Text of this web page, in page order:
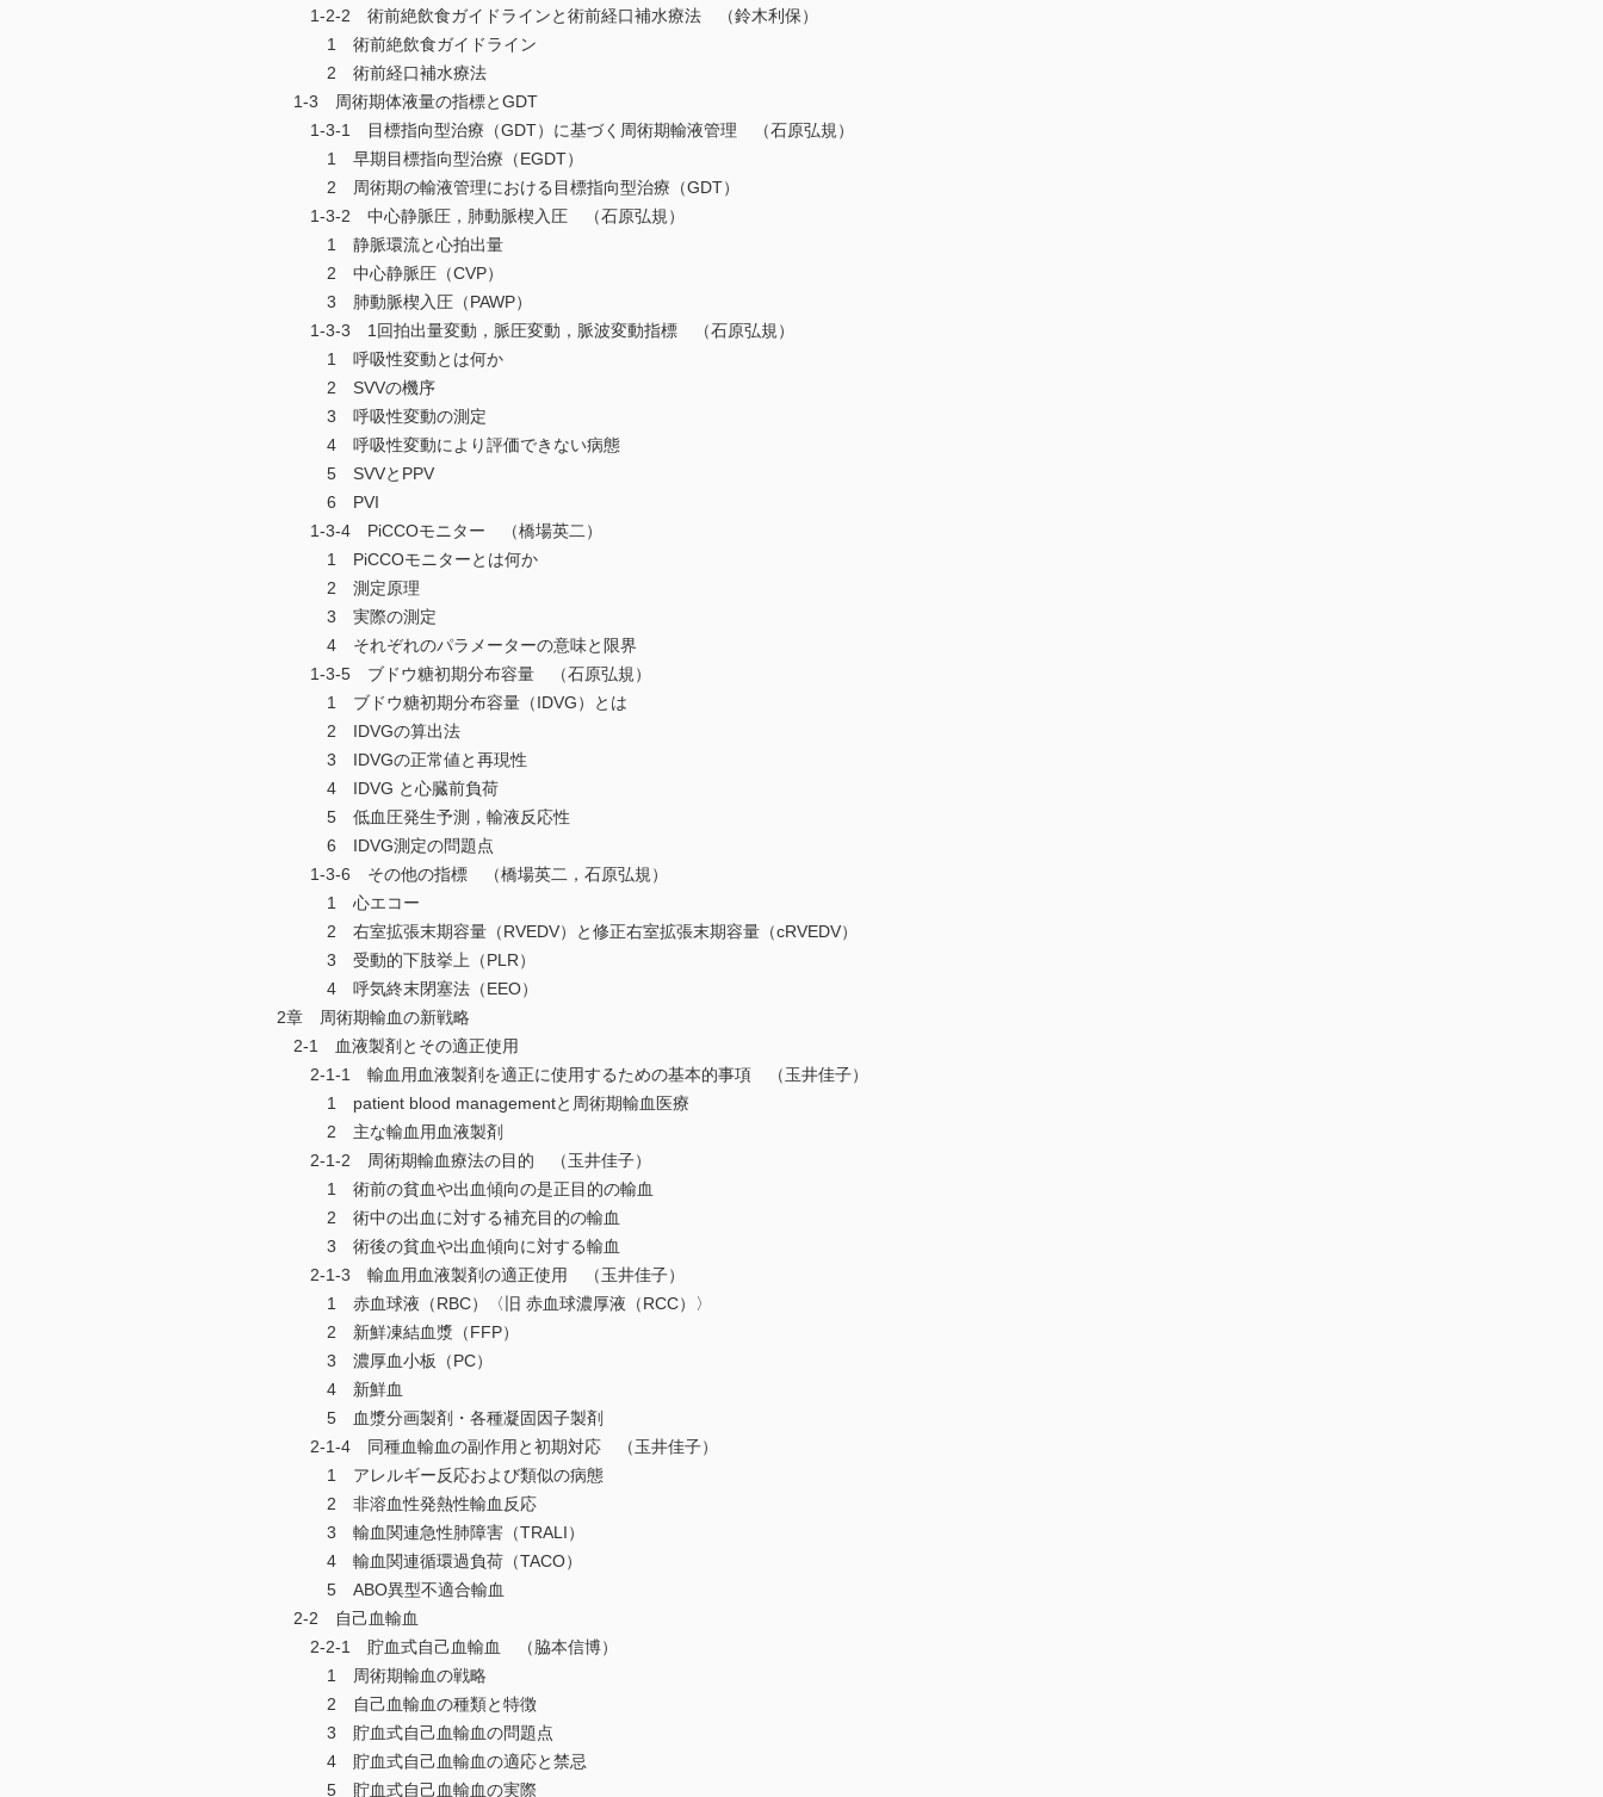
1-2-2 術前絶飲食ガイドラインと術前経口補水療法 （鈴木利保）
1 術前絶飲食ガイドライン
2 術前経口補水療法
1-3 周術期体液量の指標とGDT
1-3-1 目標指向型治療（GDT）に基づく周術期輸液管理 （石原弘規）
1 早期目標指向型治療（EGDT）
2 周術期の輸液管理における目標指向型治療（GDT）
1-3-2 中心静脈圧，肺動脈楔入圧 （石原弘規）
1 静脈環流と心拍出量
2 中心静脈圧（CVP）
3 肺動脈楔入圧（PAWP）
1-3-3 1回拍出量変動，脈圧変動，脈波変動指標 （石原弘規）
1 呼吸性変動とは何か
2 SVVの機序
3 呼吸性変動の測定
4 呼吸性変動により評価できない病態
5 SVVとPPV
6 PVI
1-3-4 PiCCOモニター （橋場英二）
1 PiCCOモニターとは何か
2 測定原理
3 実際の測定
4 それぞれのパラメーターの意味と限界
1-3-5 ブドウ糖初期分布容量 （石原弘規）
1 ブドウ糖初期分布容量（IDVG）とは
2 IDVGの算出法
3 IDVGの正常値と再現性
4 IDVG と心臓前負荷
5 低血圧発生予測，輸液反応性
6 IDVG測定の問題点
1-3-6 その他の指標 （橋場英二，石原弘規）
1 心エコー
2 右室拡張末期容量（RVEDV）と修正右室拡張末期容量（cRVEDV）
3 受動的下肢挙上（PLR）
4 呼気終末閉塞法（EEO）
2章 周術期輸血の新戦略
2-1 血液製剤とその適正使用
2-1-1 輸血用血液製剤を適正に使用するための基本的事項 （玉井佳子）
1 patient blood managementと周術期輸血医療
2 主な輸血用血液製剤
2-1-2 周術期輸血療法の目的 （玉井佳子）
1 術前の貧血や出血傾向の是正目的の輸血
2 術中の出血に対する補充目的の輸血
3 術後の貧血や出血傾向に対する輸血
2-1-3 輸血用血液製剤の適正使用 （玉井佳子）
1 赤血球液（RBC）〈旧 赤血球濃厚液（RCC）〉
2 新鮮凍結血漿（FFP）
3 濃厚血小板（PC）
4 新鮮血
5 血漿分画製剤・各種凝固因子製剤
2-1-4 同種血輸血の副作用と初期対応 （玉井佳子）
1 アレルギー反応および類似の病態
2 非溶血性発熱性輸血反応
3 輸血関連急性肺障害（TRALI）
4 輸血関連循環過負荷（TACO）
5 ABO異型不適合輸血
2-2 自己血輸血
2-2-1 貯血式自己血輸血 （脇本信博）
1 周術期輸血の戦略
2 自己血輸血の種類と特徴
3 貯血式自己血輸血の問題点
4 貯血式自己血輸血の適応と禁忌
5 貯血式自己血輸血の実際